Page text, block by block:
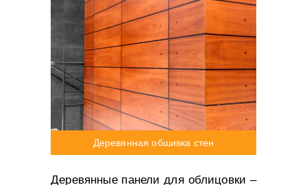
Деревянная обшивка стен
Деревянные панели для облицовки –